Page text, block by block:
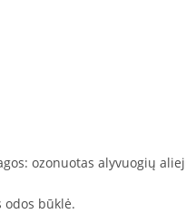
ozonuotas alyvuogių
būklė.